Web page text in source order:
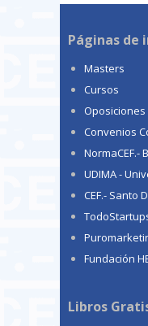
Páginas de
Masters
Cursos
Oposiciones
Convenios
NormaCEF.-
UDIMA -
CEF.- Santo
Fundación
Libros